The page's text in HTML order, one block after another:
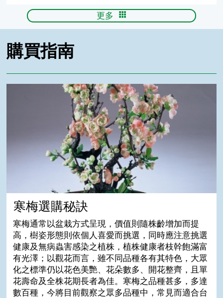
更多
購買指南
寒梅選購秘訣
寒梅通常以盆栽方式呈現，價值則隨株齡增加而提
高，樹姿形態則依個人喜愛而挑選，同時應注意挑選
健康及無病蟲害感染之植株，植株健康者枝幹飽滿富
有光澤；以觀花而言，雖不同品種各有其特色，大眾
化之標準仍以花色美艷、花朵數多、開花整齊，且單
花壽命及全株花期長者為佳。寒梅之品種甚多，多達
數百種，今將目前觀察之眾多品種中，常見而適合台